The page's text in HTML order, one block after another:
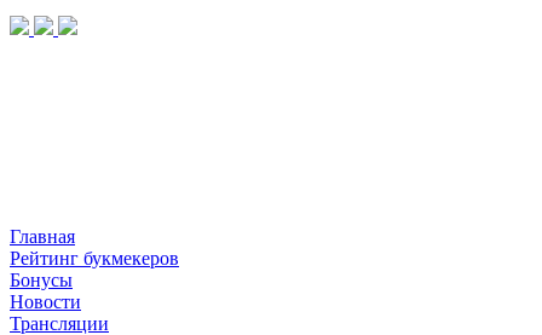
Главная
Рейтинг букмекеров
Бонусы
Новости
Трансляции